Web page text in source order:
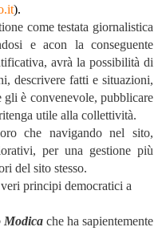
).
come testata giornalistica
e acon la conseguente
avrà la possibilità di
descrivere fatti e situazioni,
gli è convenevole, pubblicare
utile alla collettività.
che navigando nel sito,
per una gestione più
del sito stesso.
veri principi democratici a
Modica che ha sapientemente